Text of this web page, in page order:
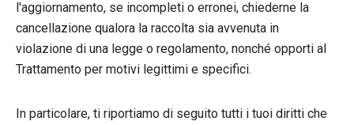
l'aggiornamento, se incompleti o erronei, chiederne la
cancellazione qualora la raccolta sia avvenuta in
violazione di una legge o regolamento, nonché opporti al
Trattamento per motivi legittimi e specifici.
In particolare, ti riportiamo di seguito tutti i tuoi diritti che